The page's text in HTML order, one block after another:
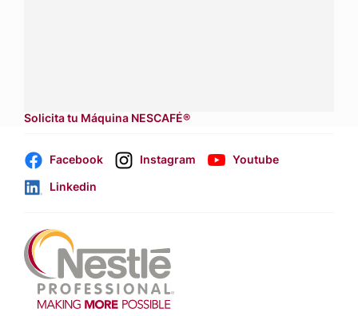
Solicita tu Máquina NESCAFÉ®
Facebook Instagram
Youtube
Linkedin